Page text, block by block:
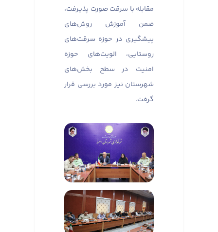
مقابله با سرقت صورت پذیرفت،
ضمن آموزش روش‌های
پیشگیری در حوزه سرقت‌های
روستایی، الویت‌های حوزه
امنیت در سطح بخش‌های
شهرستان نیز مورد بررسی قرار
گرفت.